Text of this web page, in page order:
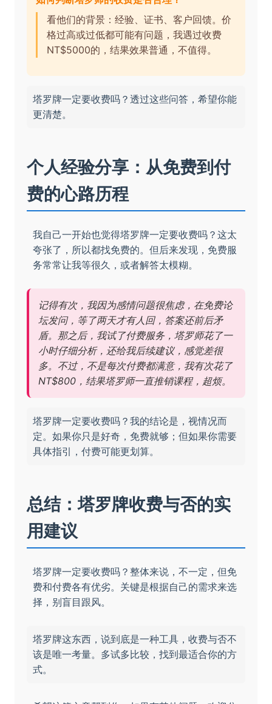
看他们的背景：经验、证书、客户回馈。价
格过高或过低都可能有问题，我遇过收费
NT$5000的，结果效果普通，不值得。
塔罗牌一定要收费吗？透过这些问答，希望你能
更清楚。
个人经验分享：从免费到付
费的心路历程
我自己一开始也觉得塔罗牌一定要收费吗？这太
夸张了，所以都找免费的。但后来发现，免费服
务常常让我等很久，或者解答太模糊。
记得有次，我因为感情问题很焦虑，在免费论
坛发问，等了两天才有人回，答案还前后矛
盾。那之后，我试了付费服务，塔罗师花了一
小时仔细分析，还给我后续建议，感觉差很
多。不过，不是每次付费都满意，我有次花了
NT$800，结果塔罗师一直推销课程，超烦。
塔罗牌一定要收费吗？我的结论是，视情况而
定。如果你只是好奇，免费就够；但如果你需要
具体指引，付费可能更划算。
总结：塔罗牌收费与否的实
用建议
塔罗牌一定要收费吗？整体来说，不一定，但免
费和付费各有优劣。关键是根据自己的需求来选
择，别盲目跟风。
塔罗牌这东西，说到底是一种工具，收费与否不
该是唯一考量。多试多比较，找到最适合你的方
式。